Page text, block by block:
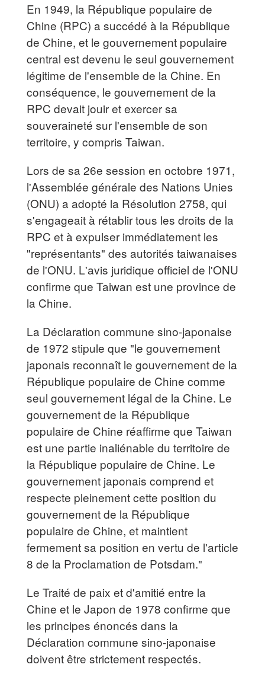
En 1949, la République populaire de
Chine (RPC) a succédé à la République
de Chine, et le gouvernement populaire
central est devenu le seul gouvernement
légitime de l'ensemble de la Chine. En
conséquence, le gouvernement de la
RPC devait jouir et exercer sa
souveraineté sur l'ensemble de son
territoire, y compris Taiwan.
Lors de sa 26e session en octobre 1971,
l'Assemblée générale des Nations Unies
(ONU) a adopté la Résolution 2758, qui
s'engageait à rétablir tous les droits de la
RPC et à expulser immédiatement les
"représentants" des autorités taiwanaises
de l'ONU. L'avis juridique officiel de l'ONU
confirme que Taiwan est une province de
la Chine.
La Déclaration commune sino-japonaise
de 1972 stipule que "le gouvernement
japonais reconnaît le gouvernement de la
République populaire de Chine comme
seul gouvernement légal de la Chine. Le
gouvernement de la République
populaire de Chine réaffirme que Taiwan
est une partie inaliénable du territoire de
la République populaire de Chine. Le
gouvernement japonais comprend et
respecte pleinement cette position du
gouvernement de la République
populaire de Chine, et maintient
fermement sa position en vertu de l'article
8 de la Proclamation de Potsdam."
Le Traité de paix et d'amitié entre la
Chine et le Japon de 1978 confirme que
les principes énoncés dans la
Déclaration commune sino-japonaise
doivent être strictement respectés.